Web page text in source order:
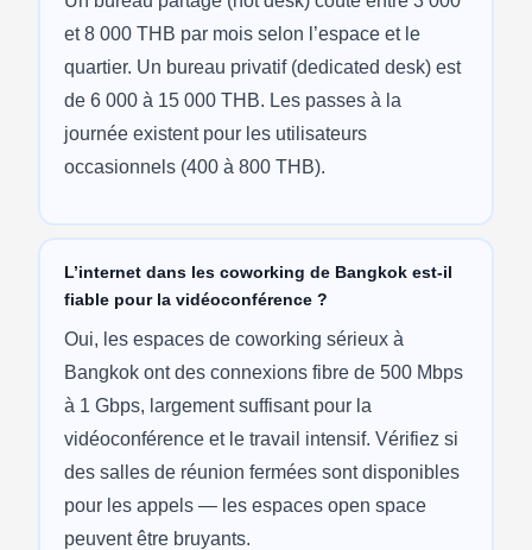
et 8 000 THB par mois selon l’espace et le
quartier. Un bureau privatif (dedicated desk) est
de 6 000 à 15 000 THB. Les passes à la
journée existent pour les utilisateurs
occasionnels (400 à 800 THB).
L’internet dans les coworking de Bangkok est-il
fiable pour la vidéoconférence ?
Oui, les espaces de coworking sérieux à
Bangkok ont des connexions fibre de 500 Mbps
à 1 Gbps, largement suffisant pour la
vidéoconférence et le travail intensif. Vérifiez si
des salles de réunion fermées sont disponibles
pour les appels — les espaces open space
peuvent être bruyants.